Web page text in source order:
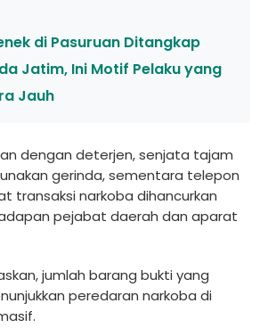
di Pasuruan Ditangkap
Jatim, Ini Motif Pelaku yang
Jauh
dengan deterjen, senjata tajam
gerinda, sementara telepon
transaksi narkoba dihancurkan
pejabat daerah dan aparat
jumlah barang bukti yang
peredaran narkoba di